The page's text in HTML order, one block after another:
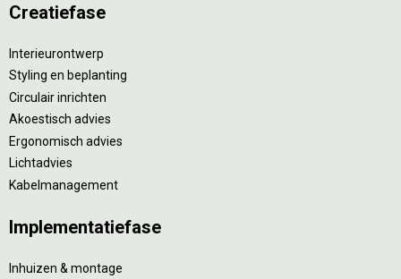
Creatiefase
Interieurontwerp
Styling en beplanting
Circulair inrichten
Akoestisch advies
Ergonomisch advies
Lichtadvies
Kabelmanagement
Implementatiefase
Inhuizen & montage